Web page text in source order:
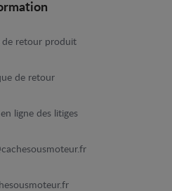
de retour produit
de retour
ligne des litiges